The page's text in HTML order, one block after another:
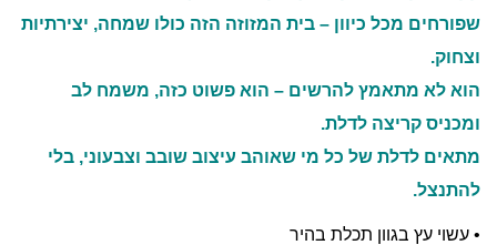
שפורחים מכל כיוון – בית המזוזה הזה כולו שמחה, יצירתיות
וצחוק.
הוא לא מתאמץ להרשים – הוא פשוט כזה, משמח לב
ומכניס קריצה לדלת.
מתאים לדלת של כל מי שאוהב עיצוב שובב וצבעוני, בלי
להתנצל.
• עשוי עץ בגוון תכלת בהיר